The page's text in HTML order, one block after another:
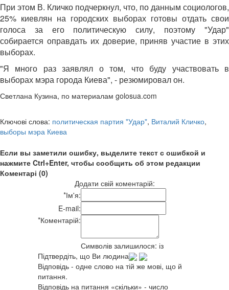
При этом В. Кличко подчеркнул, что, по данным социологов,
25% киевлян на городских выборах готовы отдать свои
голоса за его политическую силу, поэтому "Удар"
собирается оправдать их доверие, приняв участие в этих
выборах.
"Я много раз заявлял о том, что буду участвовать в
выборах мэра города Киева", - резюмировал он.
Светлана Кузина, по материалам golosua.com
Ключові слова: политическая партия "Удар", Виталий Кличко,
выборы мэра Киева
Если вы заметили ошибку, выделите текст с ошибкой и
нажмите Ctrl+Enter, чтобы сообщить об этом редакции
Коментарі (0)
Додати свій коментарій:
*Ім'я:
E-mail:
*Коментарій:
Символів залишилося: із
Підтвердіть, що Ви людина
Відповідь - одне слово на тій же мові, що й
питання.
Відповідь на питання «скільки» - число